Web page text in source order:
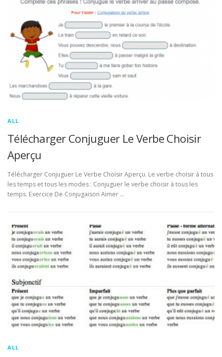
ALL
Télécharger Conjuguer Le Verbe Choisir
Aperçu
Télécharger Conjuguer Le Verbe Choisir Aperçu. Le verbe choisir à tous
les temps et tous les modes : Conjuguer le verbe choisir à tous les
temps. Exercice De Conjugaison Aimer …
ALL